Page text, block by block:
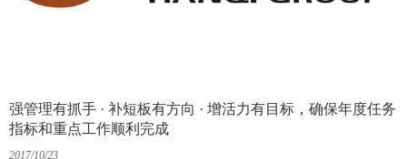
强管理有抓手 · 补短板有方向 · 增活力有目标，确保年度任务
指标和重点工作顺利完成
2017/10/23